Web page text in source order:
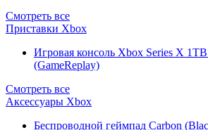
Смотреть все
Приставки Xbox
Игровая консоль Xbox Series X
(GameReplay)
Смотреть все
Аксессуары Xbox
Беспроводной геймпад Carbon